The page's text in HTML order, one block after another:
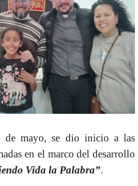
de mayo, se dio inicio a las
en el marco del desarrollo
Vida la Palabra”.